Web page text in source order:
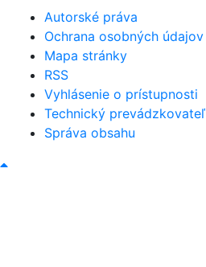
Autorské práva
Ochrana osobných údajov
Mapa stránky
RSS
Vyhlásenie o prístupnosti
Technický prevádzkovateľ
Správa obsahu